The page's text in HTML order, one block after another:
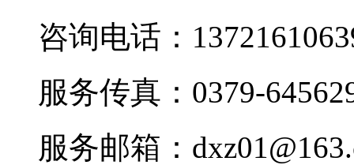
咨询电话：
服务传真：0379-
服务邮箱：